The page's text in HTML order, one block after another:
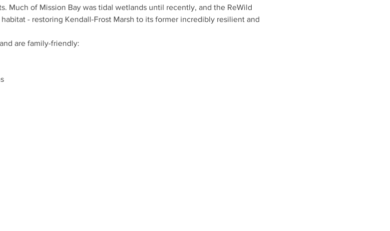
Much of Mission Bay was tidal wetlands until recently, and the ReWild
- restoring Kendall-Frost Marsh to its former incredibly resilient and
are family-friendly: